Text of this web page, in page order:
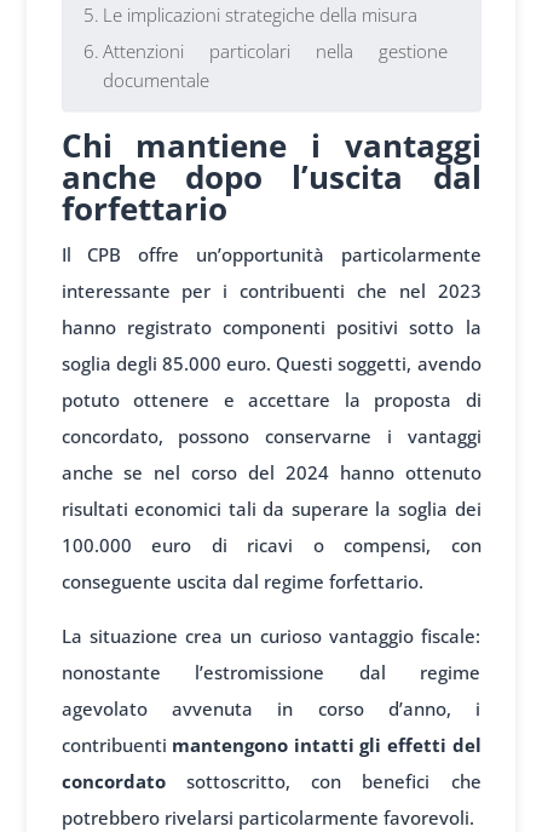
Le implicazioni strategiche della misura
Attenzioni particolari nella gestione
documentale
Chi mantiene i vantaggi
anche dopo l’uscita dal
forfettario
Il CPB offre un’opportunità particolarmente
interessante per i contribuenti che nel 2023
hanno registrato componenti positivi sotto la
soglia degli 85.000 euro. Questi soggetti, avendo
potuto ottenere e accettare la proposta di
concordato, possono conservarne i vantaggi
anche se nel corso del 2024 hanno ottenuto
risultati economici tali da superare la soglia dei
100.000 euro di ricavi o compensi, con
conseguente uscita dal regime forfettario.
La situazione crea un curioso vantaggio fiscale:
nonostante l’estromissione dal regime
agevolato avvenuta in corso d’anno, i
contribuenti mantengono intatti gli effetti del
concordatosottoscritto, con benefici che
potrebbero rivelarsi particolarmente favorevoli.